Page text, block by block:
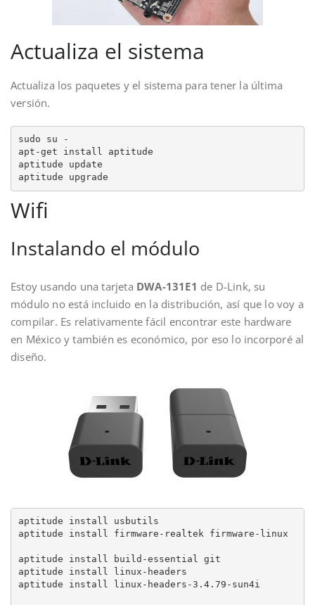
Actualiza el sistema
Actualiza los paquetes y el sistema para tener la última
versión.
sudo su -
apt-get install aptitude
aptitude update
aptitude upgrade
Wifi
Instalando el módulo
Estoy usando una tarjeta DWA-131E1 de D-Link, su
módulo no está incluido en la distribución, así que lo voy a
compilar. Es relativamente fácil encontrar este hardware
en México y también es económico, por eso lo incorporé al
diseño.
aptitude install usbutils
aptitude install firmware-realtek firmware-linux
aptitude install build-essential git
aptitude install linux-headers
aptitude install linux-headers-3.4.79-sun4i